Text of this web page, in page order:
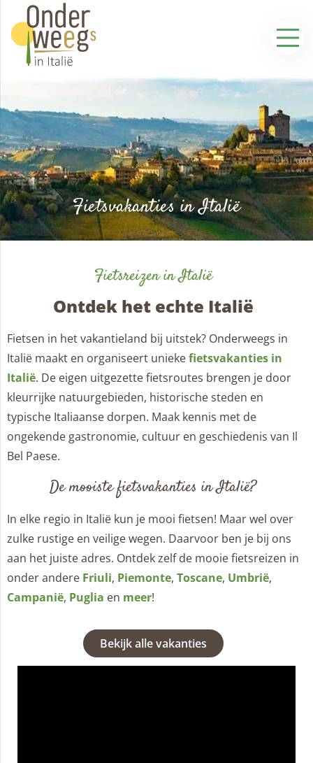
Fietsvakanties in Italië
Fietsreizen in Italië
Ontdek het echte Italië
Fietsen in het vakantieland bij uitstek? Onderweegs in
Italië maakt en organiseert uniekefietsvakanties in
Italië. De eigen uitgezette fietsroutes brengen je door
kleurrijke natuurgebieden, historische steden en
typische Italiaanse dorpen. Maak kennis met de
ongekende gastronomie, cultuur en geschiedenis van Il
Bel Paese.
De mooiste fietsvakanties in Italië?
In elke regio in Italië kun je mooi fietsen! Maar wel over
zulke rustige en veilige wegen. Daarvoor ben je bij ons
aan het juiste adres. Ontdek zelf de mooie fietsreizen in
onder andere Friuli, Piemonte, Toscane, Umbrië,
Campanië, Puglia en meer!
Bekijk alle vakanties